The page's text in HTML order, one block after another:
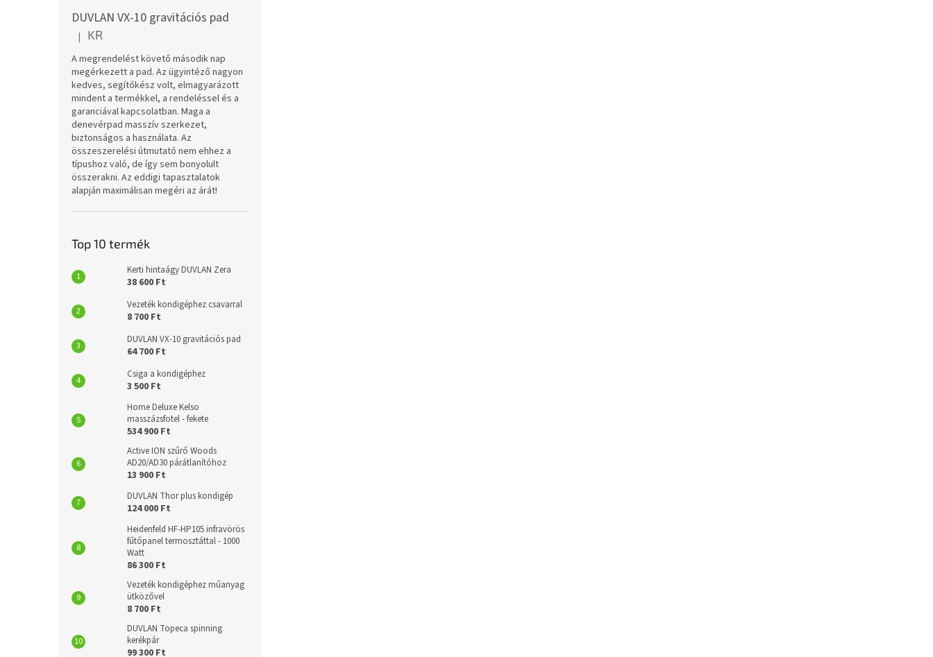
DUVLAN VX-10 gravitációs pad
A termék értékelése 5-ből 5 csillag.
| KR
A megrendelést követő második nap
megérkezett a pad. Az ügyintéző nagyon
kedves, segítőkész volt, elmagyarázott
mindent a termékkel, a rendeléssel és a
garanciával kapcsolatban. Maga a
denevérpad masszív szerkezet,
biztonságos a használata. Az
összeszerelési útmutató nem ehhez a
típushoz való, de így sem bonyolult
összerakni. Az eddigi tapasztalatok
alapján maximálisan megéri az árát!
Top 10 termék
Kerti hintaágy DUVLAN Zera
38 600 Ft
Vezeték kondigéphez csavarral
8 700 Ft
DUVLAN VX-10 gravitációs pad
64 700 Ft
Csiga a kondigéphez
3 500 Ft
Home Deluxe Kelso
masszázsfotel - fekete
534 900 Ft
Active ION szűrő Woods
AD20/AD30 párátlanítóhoz
13 900 Ft
DUVLAN Thor plus kondigép
124 000 Ft
Heidenfeld HF-HP105 infravörös
fűtőpanel termosztáttal - 1000
Watt
86 300 Ft
Vezeték kondigéphez műanyag
ütközővel
8 700 Ft
DUVLAN Topeca spinning
kerékpár
99 300 Ft